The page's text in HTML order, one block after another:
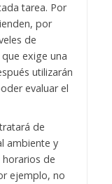
tarea. Por
por
de
exige una
utilizarán
evaluar el
de
ambiente y
de
ejemplo, no